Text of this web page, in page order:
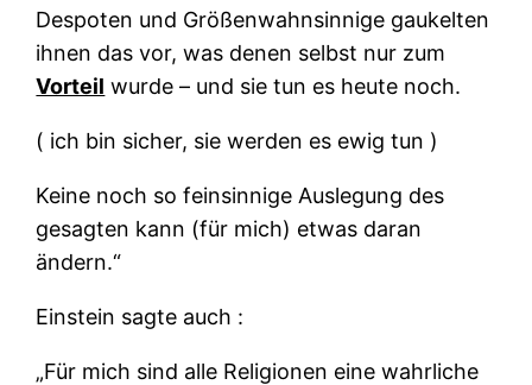
Despoten und Größenwahnsinnige gaukelten
ihnen das vor, was denen selbst nur zum
Vorteil wurde – und sie tun es heute noch.
( ich bin sicher, sie werden es ewig tun )
Keine noch so feinsinnige Auslegung des
gesagten kann (für mich) etwas daran
ändern.“
Einstein sagte auch :
„Für mich sind alle Religionen eine wahrliche